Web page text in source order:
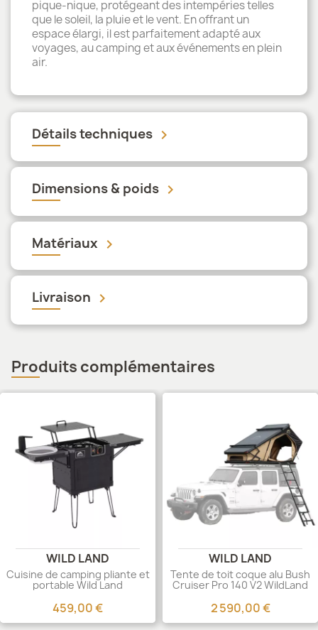
pique-nique, protégeant des intempéries telles
que le soleil, la pluie et le vent. En offrant un
espace élargi, il est parfaitement adapté aux
voyages, au camping et aux événements en plein
air.
Détails techniques keyboard_arrow_down
Dimensions & poids keyboard_arrow_down
Matériaux keyboard_arrow_down
Livraison keyboard_arrow_down
Produits complémentaires
WILD LAND
Cuisine de camping pliante et
portable Wild Land
459,00 €
WILD LAND
Tente de toit coque alu Bush
Cruiser Pro 140 V2 WildLand
2 590,00 €